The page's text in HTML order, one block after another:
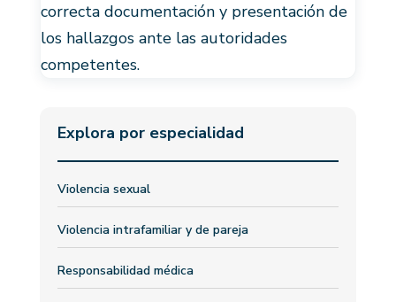
correcta documentación y presentación de
los hallazgos ante las autoridades
competentes.
Explora por especialidad
Violencia sexual
Violencia intrafamiliar y de pareja
Responsabilidad médica